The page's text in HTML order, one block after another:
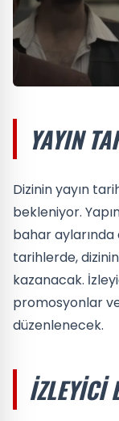
YAYIN
Dizinin yayın
bekleniyor.
bahar aylarında
tarihlerde, dizinin
kazanacak.
promosyonlar
düzenlenecek.
İZLEYICI